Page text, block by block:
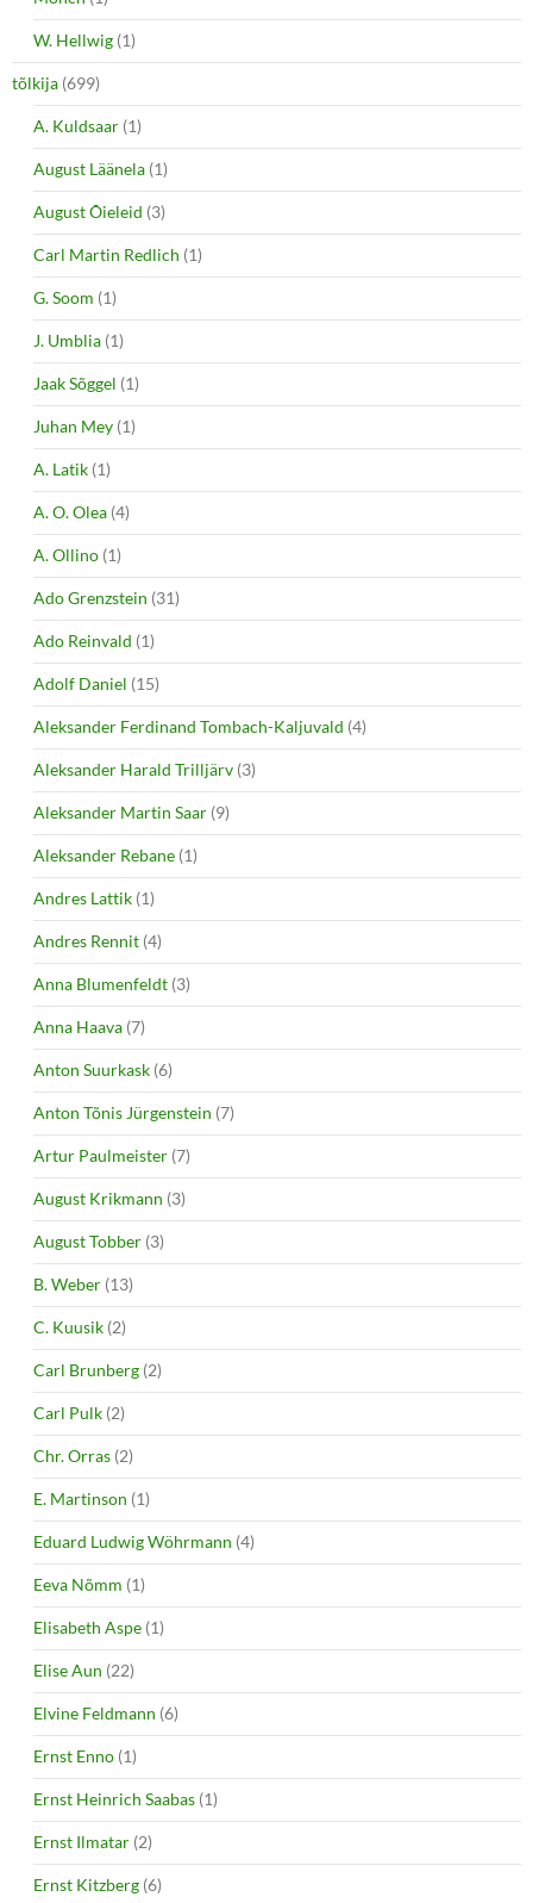
W. Hellwig (1)
tõlkija (699)
A. Kuldsaar (1)
August Läänela (1)
August Õieleid (3)
Carl Martin Redlich (1)
G. Soom (1)
J. Umblia (1)
Jaak Sõggel (1)
Juhan Mey (1)
A. Latik (1)
A. O. Olea (4)
A. Ollino (1)
Ado Grenzstein (31)
Ado Reinvald (1)
Adolf Daniel (15)
Aleksander Ferdinand Tombach-Kaljuvald (4)
Aleksander Harald Trilljärv (3)
Aleksander Martin Saar (9)
Aleksander Rebane (1)
Andres Lattik (1)
Andres Rennit (4)
Anna Blumenfeldt (3)
Anna Haava (7)
Anton Suurkask (6)
Anton Tõnis Jürgenstein (7)
Artur Paulmeister (7)
August Krikmann (3)
August Tobber (3)
B. Weber (13)
C. Kuusik (2)
Carl Brunberg (2)
Carl Pulk (2)
Chr. Orras (2)
E. Martinson (1)
Eduard Ludwig Wöhrmann (4)
Eeva Nõmm (1)
Elisabeth Aspe (1)
Elise Aun (22)
Elvine Feldmann (6)
Ernst Enno (1)
Ernst Heinrich Saabas (1)
Ernst Ilmatar (2)
Ernst Kitzberg (6)